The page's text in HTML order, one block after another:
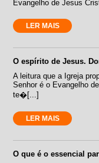
Evangelho de Jesus
LER MAIS
O espírito de Jesus.
A leitura que a Igreja
Senhor é o Evangelho
te�[...]
LER MAIS
O que é o essencial